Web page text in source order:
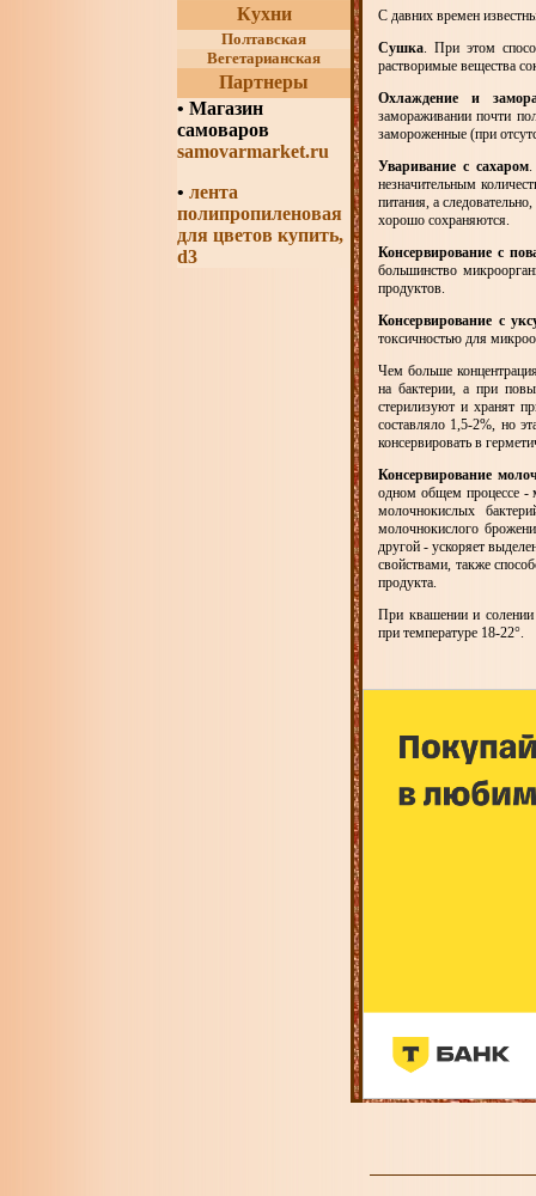
Кухни
Полтавская
Вегетарианская
Партнеры
• Магазин
самоваров
samovarmarket.ru
• лента
полипропиленовая
для цветов купить,
d3
С давних времен
Сушка. При этом
растворимые вещества
Охлаждение и
замораживании почти
замороженные (при
Уваривание с сахаром.
незначительным
питания, а
хорошо сохраняются.
Консервирование с
большинство
продуктов.
Консервирование с
токсичностью для
Чем больше
на бактерии, а при
стерилизуют и хранят
составляло 1,5-2%, но
консервировать в
Консервирование
одном общем процессе -
молочнокислых
молочнокислого
другой - ускоряет
свойствами, также
продукта.
При квашении и солении
при температуре 18-22°.